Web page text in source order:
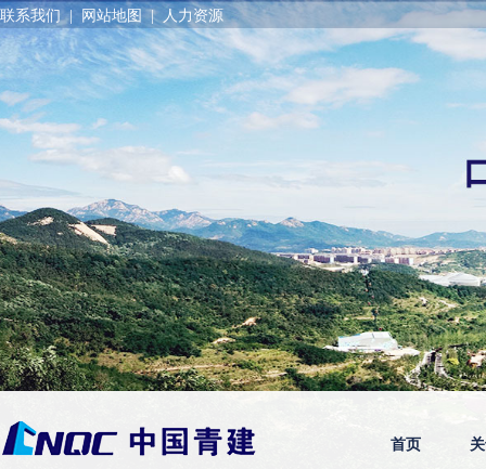
联系我们 | 网站地图 | 人力资源
首页